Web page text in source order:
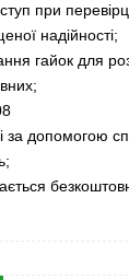
при
надійності;
гайок для
допомогою